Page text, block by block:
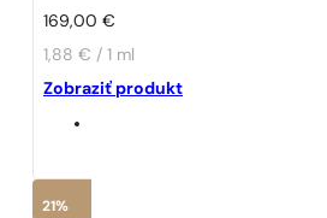
169,00€
1,88 € / 1 ml
Zobraziť produkt
21%